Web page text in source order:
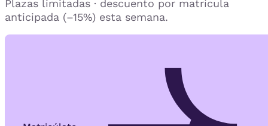
Plazas limitadas · descuento por matrícula
anticipada (–15%) esta semana.